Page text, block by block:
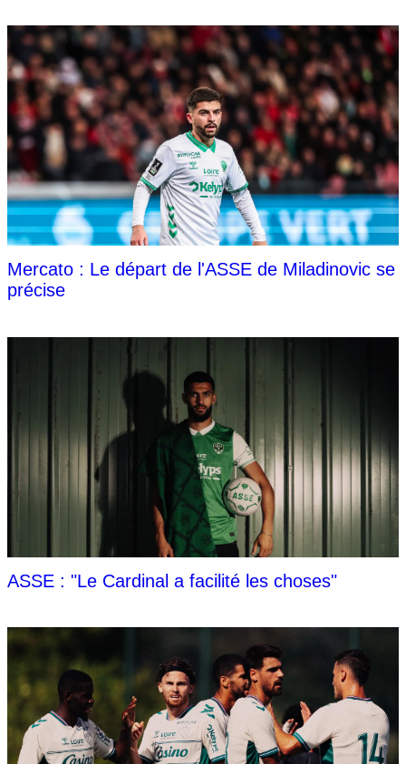
Mercato : Le départ de l'ASSE de Miladinovic se
précise
ASSE : "Le Cardinal a facilité les choses"